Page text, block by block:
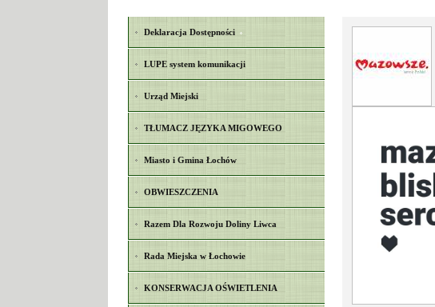
Deklaracja Dostępności
LUPE system komunikacji
Urząd Miejski
TŁUMACZ JĘZYKA MIGOWEGO
Miasto i Gmina Łochów
OBWIESZCZENIA
Razem Dla Rozwoju Doliny Liwca
Rada Miejska w Łochowie
KONSERWACJA OŚWIETLENIA